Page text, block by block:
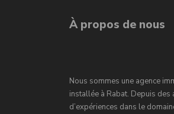
À propos de nous
Nous sommes une agence
installée à Rabat. Depuis des
d’expériences dans le